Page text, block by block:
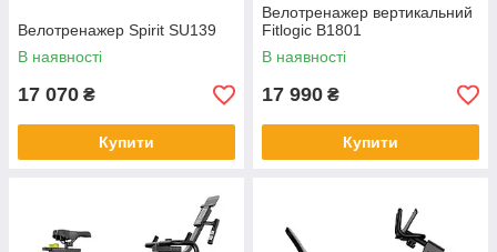
Велотренажер Spirit SU139
В наявності
17 070 ₴
Купити
Велотренажер вертикальний
Fitlogic B1801
В наявності
17 990 ₴
Купити